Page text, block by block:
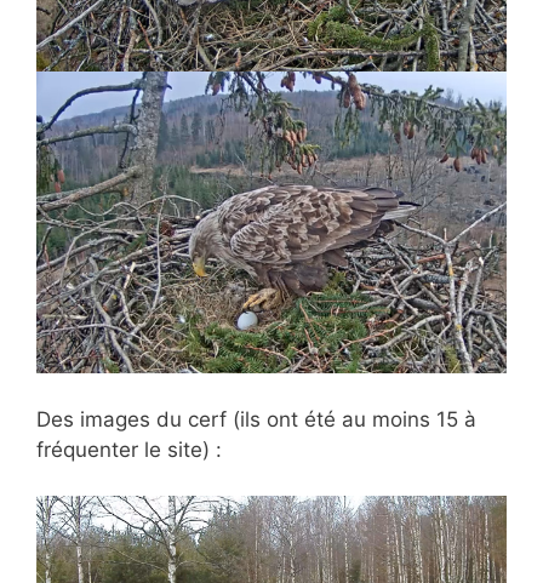
Des images du cerf (ils ont été au moins 15 à
fréquenter le site) :